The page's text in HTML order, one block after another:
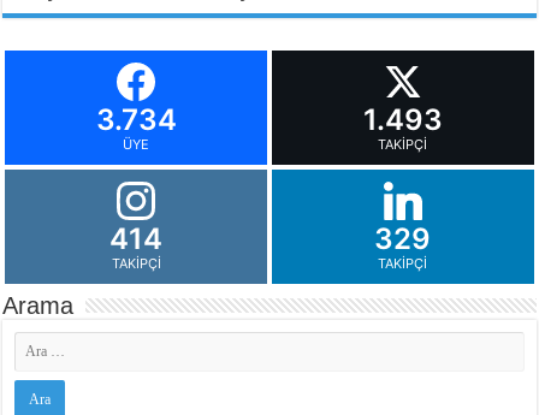
3.734
ÜYE
1.493
TAKIPÇI
414
TAKIPÇI
329
TAKIPÇI
Arama